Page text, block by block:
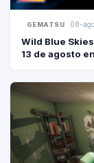
GEMATSU 08-ago
Wild Blue
13 de agosto